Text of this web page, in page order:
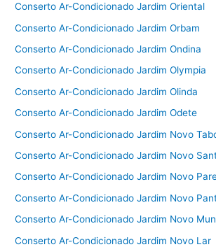
Conserto Ar-Condicionado Jardim Oriental
Conserto Ar-Condicionado Jardim Orbam
Conserto Ar-Condicionado Jardim Ondina
Conserto Ar-Condicionado Jardim Olympia
Conserto Ar-Condicionado Jardim Olinda
Conserto Ar-Condicionado Jardim Odete
Conserto Ar-Condicionado Jardim Novo
Conserto Ar-Condicionado Jardim Novo
Conserto Ar-Condicionado Jardim Novo
Conserto Ar-Condicionado Jardim Novo
Conserto Ar-Condicionado Jardim Novo
Conserto Ar-Condicionado Jardim Novo Lar